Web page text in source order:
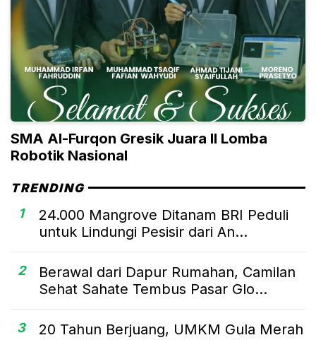
SMA Al-Furqon Gresik Juara II Lomba
Robotik Nasional
TRENDING
1
24.000 Mangrove Ditanam BRI Peduli
untuk Lindungi Pesisir dari An...
2
Berawal dari Dapur Rumahan, Camilan
Sehat Sahate Tembus Pasar Glo...
3
20 Tahun Berjuang, UMKM Gula Merah